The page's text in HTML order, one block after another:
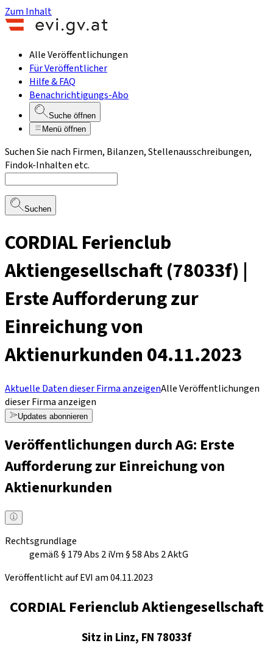
Zum Inhalt
Alle Veröffentlichungen
Für Veröffentlicher
Hilfe & FAQ
Benachrichtigungs-Abo
Suche öffnen
Menü öffnen
Suchen Sie nach Firmen, Bilanzen, Stellenausschreibungen,
Findok-Inhalten etc.
Suchen
CORDIAL Ferienclub
Aktiengesellschaft (78033f) |
Erste Aufforderung zur
Einreichung von
Aktienurkunden 04.11.2023
Aktuelle Daten dieser Firma anzeigenAlle Veröffentlichungen
dieser Firma anzeigen
Updates abonnieren
Veröffentlichungen durch AG: Erste
Aufforderung zur Einreichung von
Aktienurkunden
Rechtsgrundlage
gemäß § 179 Abs 2 iVm § 58 Abs 2 AktG
Veröffentlicht auf EVI am 04.11.2023
CORDIAL Ferienclub Aktiengesellschaft
Sitz in Linz, FN 78033f